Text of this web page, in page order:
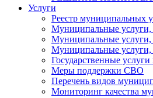
Услуги
Реестр муниципальных
Муниципальные услуги,
Муниципальные услуги,
Муниципальные
Государственные
Меры поддержки СВО
Перечень видов
Мониторинг качества